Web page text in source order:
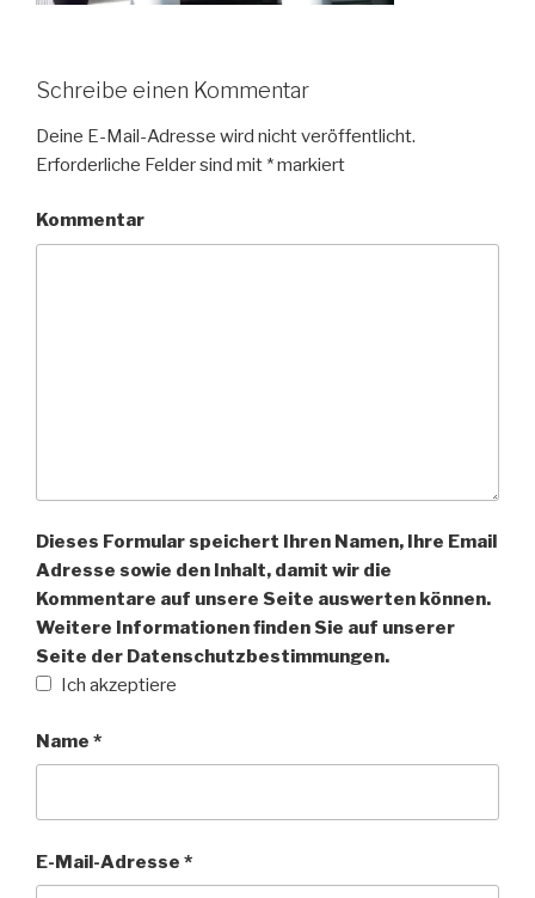
Schreibe einen Kommentar
Deine E-Mail-Adresse wird nicht veröffentlicht.
Erforderliche Felder sind mit *markiert
Kommentar
Dieses Formular speichert Ihren Namen, Ihre Email
Adresse sowie den Inhalt, damit wir die
Kommentare auf unsere Seite auswerten können.
Weitere Informationen finden Sie auf unserer
Seite der Datenschutzbestimmungen.
Ich akzeptiere
Name *
E-Mail-Adresse *